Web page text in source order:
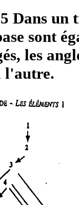
Dans un
sont
les
l'autre.